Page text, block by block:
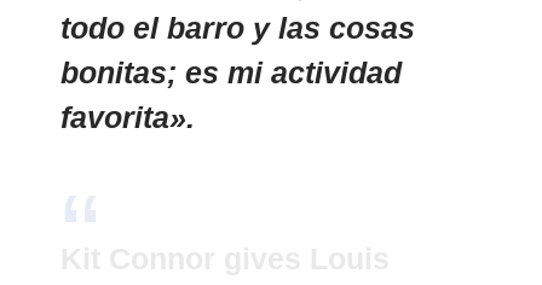
todo el barro y las cosas
bonitas; es mi actividad
favorita».